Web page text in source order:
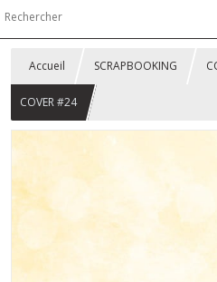
Accueil SCRAPBOOKING
COVER #24